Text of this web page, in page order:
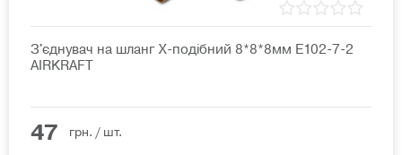
З'єднувач на шланг X-подібний 8*8*8мм E102-7-2
AIRKRAFT
47 грн. / шт.